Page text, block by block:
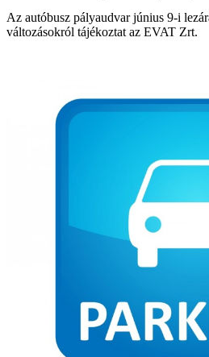
Az autóbusz pályaudvar június 9-i
változásokról tájékoztat az EVAT Zrt.